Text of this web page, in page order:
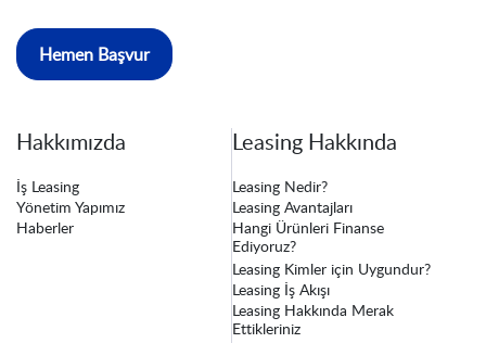
Hemen Başvur
Hakkımızda
İş Leasing
Yönetim Yapımız
Haberler
Leasing Hakkında
Leasing Nedir?
Leasing Avantajları
Hangi Ürünleri Finanse
Ediyoruz?
Leasing Kimler için Uygundur?
Leasing İş Akışı
Leasing Hakkında Merak
Ettikleriniz